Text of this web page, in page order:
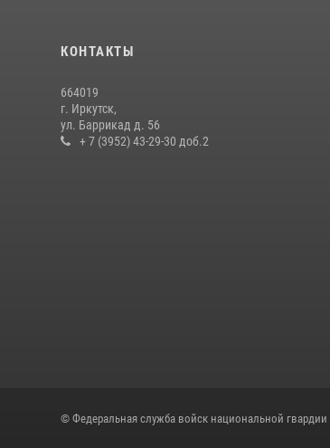
КОНТАКТЫ
664019
г. Иркутск,
ул. Баррикад д. 56
+ 7 (3952) 43-29-30 доб.2
© Федеральная служба войск национальной